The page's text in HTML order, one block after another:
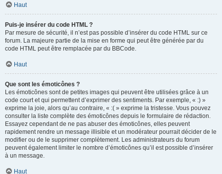
Haut
Puis-je insérer du code HTML ?
Par mesure de sécurité, il n’est pas possible d’insérer du code HTML sur ce
forum. La majeure partie de la mise en forme qui peut être générée par du
code HTML peut être remplacée par du BBCode.
Haut
Que sont les émoticônes ?
Les émoticônes sont de petites images qui peuvent être utilisées grâce à un
code court et qui permettent d’exprimer des sentiments. Par exemple, « :) »
exprime la joie, alors qu’au contraire, « :( » exprime la tristesse. Vous pouvez
consulter la liste complète des émoticônes depuis le formulaire de rédaction.
Essayez cependant de ne pas abuser des émoticônes, elles peuvent
rapidement rendre un message illisible et un modérateur pourrait décider de le
modifier ou de le supprimer complètement. Les administrateurs du forum
peuvent également limiter le nombre d’émoticônes qu’il est possible d’insérer
à un message.
Haut